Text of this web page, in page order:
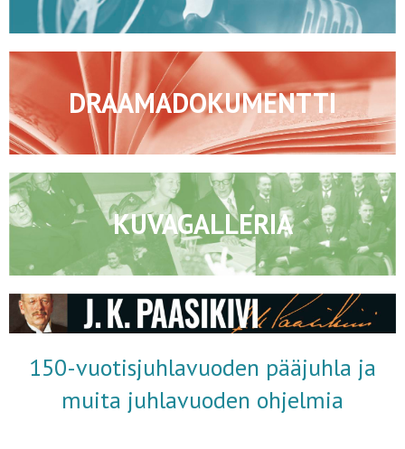
DRAAMADOKUMENTTI
KUVAGALLERIA
150-vuotisjuhlavuoden pääjuhla ja
muita juhlavuoden ohjelmia